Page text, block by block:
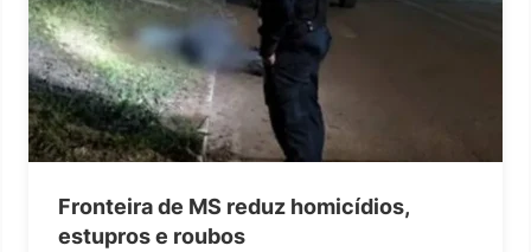
Fronteira de MS reduz homicídios,
estupros e roubos